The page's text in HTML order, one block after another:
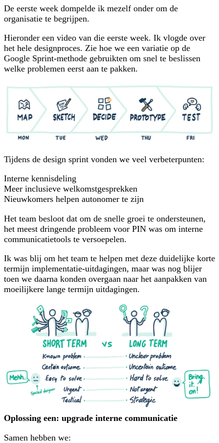
De eerste week dompelde ik mezelf onder om de
organisatie te begrijpen.
Hieronder een video van die eerste week. Ik vlogde over
het hele designproces. Zie hoe we een variatie op de
Google Sprint-methode gebruikten om snel te beslissen
welke problemen eerst aan te pakken.
Tijdens de design sprint vonden we veel verbeterpunten:
Interne kennisdeling
Meer inclusieve welkomstgesprekken
Nieuwkomers helpen autonomer te zijn
Het team besloot dat om de snelle groei te ondersteunen,
het meest dringende probleem voor PIN was om interne
communicatietools te versoepelen.
Ik was blij om het team te helpen met deze duidelijke korte
termijn implementatie-uitdagingen, maar was nog blijer
toen we daarna konden overgaan naar het aanpakken van
moeilijkere lange termijn uitdagingen.
Oplossing een: upgrade interne communicatie
Samen hebben we: